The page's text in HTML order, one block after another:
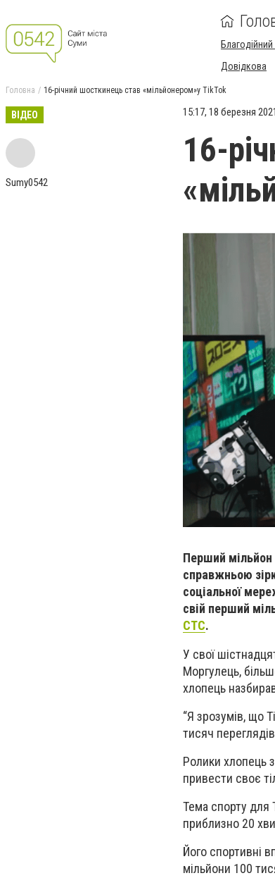
Довідкова
Головна 16-річний шосткинець став «мільйонером»у ТikTok
ВІДЕО
Sumy0542
15:17, 18 березня
16-
Перший
справжньою
соціальної
свій перший
СТС.
У свої
Моргулець,
хлопець
“Я зрозумів, що
тисяч
Ролики хлопець
привести своє
Тема спорту для
приблизно 20
Його спортивні
мільйони 100